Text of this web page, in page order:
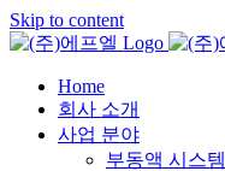
Skip to content
Home
회사 소개
사업 분야
부동액 시스템